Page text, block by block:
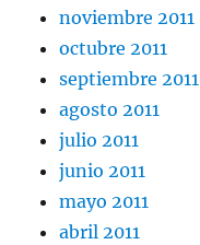
noviembre 2011
octubre 2011
septiembre 2011
agosto 2011
julio 2011
junio 2011
mayo 2011
abril 2011